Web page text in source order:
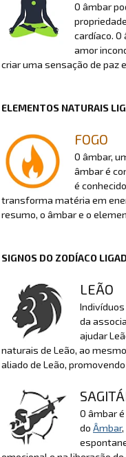
O âmbar
cardíaco.
amor
criar uma sensação de paz
ELEMENTOS NATURAIS
FOGO
O âmbar,
âmbar é
é
transforma matéria em
resumo, o âmbar e o
SIGNOS DO ZODÍACO
LEÃO
da
ajudar
naturais de Leão, ao
aliado de Leão,
O âmbar
do Âmbar